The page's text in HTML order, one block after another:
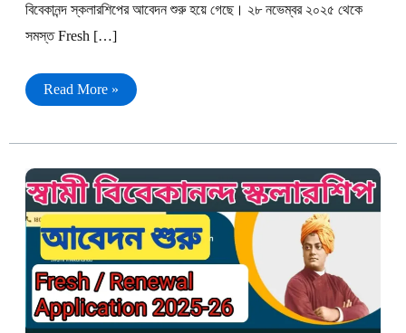
বিবেকানন্দ স্কলারশিপের আবেদন শুরু হয়ে গেছে। ২৮ নভেম্বর ২০২৫ থেকে
সমস্ত Fresh […]
দেখুন
কারা
স্কলারশিপে
যোগ্য
|
SVMCM
Eligibility
Criteria
2025
Read More »